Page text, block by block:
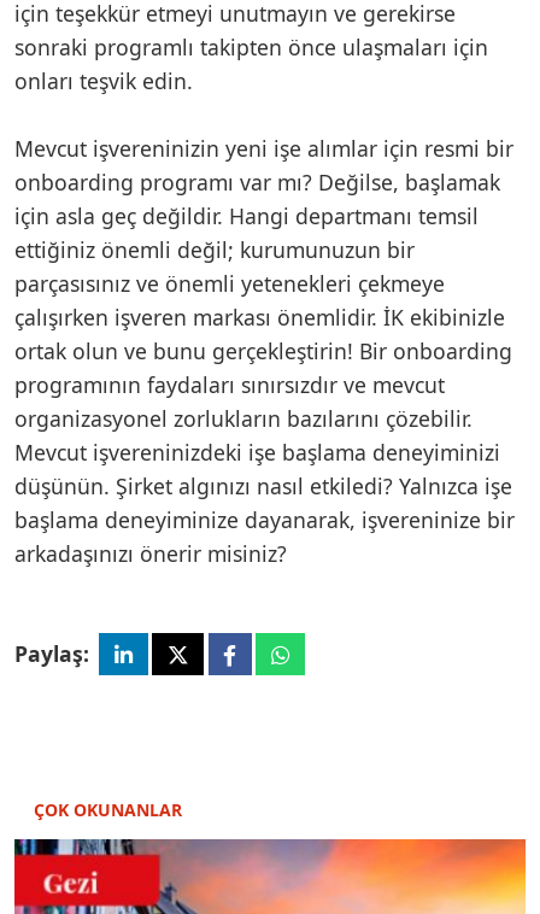
için teşekkür etmeyi unutmayın ve gerekirse
sonraki programlı takipten önce ulaşmaları için
onları teşvik edin.
Mevcut işvereninizin yeni işe alımlar için resmi bir
onboarding programı var mı? Değilse, başlamak
için asla geç değildir. Hangi departmanı temsil
ettiğiniz önemli değil; kurumunuzun bir
parçasısınız ve önemli yetenekleri çekmeye
çalışırken işveren markası önemlidir. İK ekibinizle
ortak olun ve bunu gerçekleştirin! Bir onboarding
programının faydaları sınırsızdır ve mevcut
organizasyonel zorlukların bazılarını çözebilir.
Mevcut işvereninizdeki işe başlama deneyiminizi
düşünün. Şirket algınızı nasıl etkiledi? Yalnızca işe
başlama deneyiminize dayanarak, işvereninize bir
arkadaşınızı önerir misiniz?
Paylaş:
ÇOK OKUNANLAR